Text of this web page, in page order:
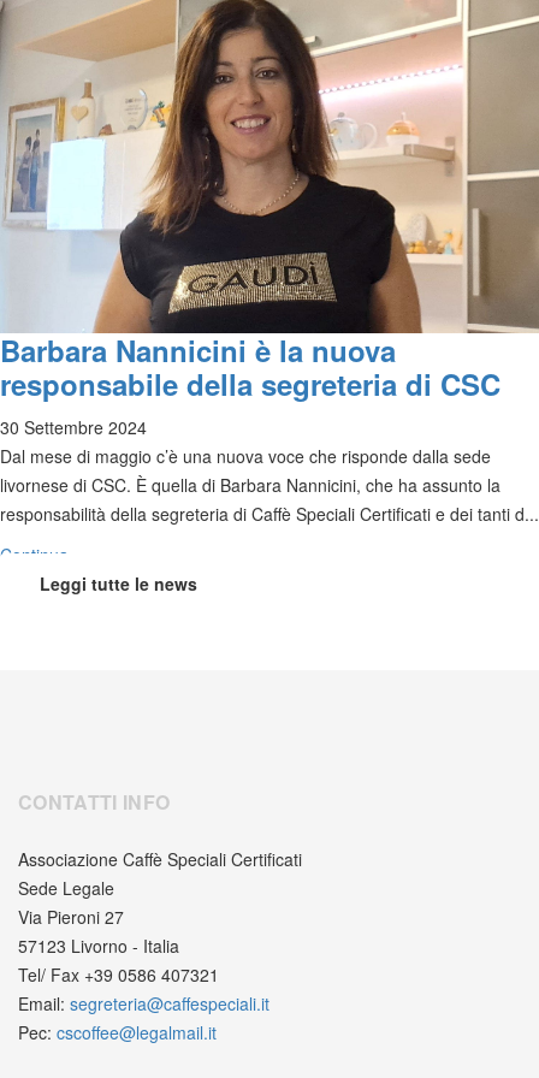
Barbara Nannicini è la nuova
responsabile della segreteria di CSC
30 Settembre 2024
Dal mese di maggio c’è una nuova voce che risponde dalla sede
livornese di CSC. È quella di Barbara Nannicini, che ha assunto la
responsabilità della segreteria di Caffè Speciali Certificati e dei tanti d...
Continua...
Leggi tutte le news
CONTATTI INFO
Associazione Caffè Speciali Certificati
Sede Legale
Via Pieroni 27
57123 Livorno - Italia
Tel/ Fax +39 0586 407321
Email: segreteria@caffespeciali.it
Pec: cscoffee@legalmail.it